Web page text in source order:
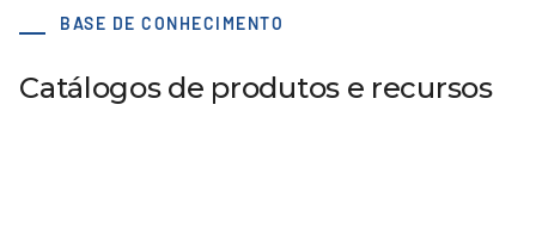
BASE DE CONHECIMENTO
Catálogos de produtos e recursos